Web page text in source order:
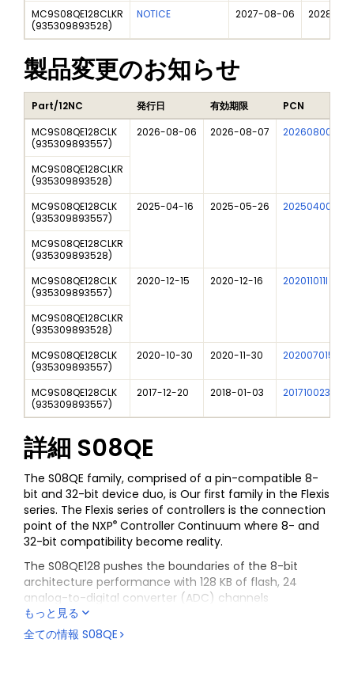
MC9S08QE128CLKR
(935309893528)
NOTICE 2027-08-06 2028-
製品変更のお知らせ
Part/12NC 発行日 有効期限
PCN
MC9S08QE128CLK
(935309893557)
2026-08-06 2026-08-07 202608007DN
MC9S08QE128CLKR
(935309893528)
MC9S08QE128CLK
(935309893557)
2025-04-16 2025-05-26 202504007I
MC9S08QE128CLKR
(935309893528)
MC9S08QE128CLK
(935309893557)
2020-12-15 2020-12-16 202011011I
MC9S08QE128CLKR
(935309893528)
MC9S08QE128CLK
(935309893557)
2020-10-30 2020-11-30 202007015I
MC9S08QE128CLK
(935309893557)
2017-12-20 2018-01-03 201710023I
詳細 S08QE
The S08QE family, comprised of a pin-compatible 8-
bit and 32-bit device duo, is Our first family in the Flexis
series. The Flexis series of controllers is the connection
point of the NXP® Controller Continuum where 8- and
32-bit compatibility become reality.
The S08QE128 pushes the boundaries of the 8-bit
architecture performance with 128 KB of flash, 24
analog-to-digital converter (ADC) channels
and delivering up 25 MHz in bus frequency. The 32-bit
MCF51QE128 is pin-, peripheral- and tool-compatible
もっと見る
全ての情報 S08QE